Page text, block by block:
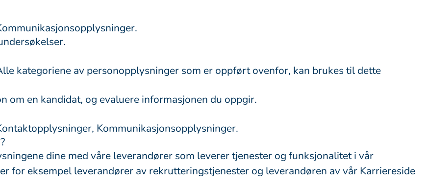
kategoriene av personopplysninger som er oppført ovenfor, kan brukes til dette
om en kandidat, og evaluere informasjonen du oppgir.
Kommunikasjonsopplysninger.
dine med våre leverandører som leverer tjenester og funksjonalitet i vår
for eksempel leverandører av rekrutteringstjenester og leverandøren av vår Karriereside